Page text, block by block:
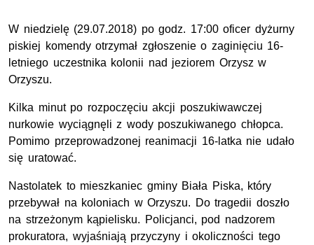
W niedzielę (29.07.2018) po godz. 17:00 oficer dyżurny
piskiej komendy otrzymał zgłoszenie o zaginięciu 16-
letniego uczestnika kolonii nad jeziorem Orzysz w
Orzyszu.
Kilka minut po rozpoczęciu akcji poszukiwawczej
nurkowie wyciągnęli z wody poszukiwanego chłopca.
Pomimo przeprowadzonej reanimacji 16-latka nie udało
się uratować.
Nastolatek to mieszkaniec gminy Biała Piska, który
przebywał na koloniach w Orzyszu. Do tragedii doszło
na strzeżonym kąpielisku. Policjanci, pod nadzorem
prokuratora, wyjaśniają przyczyny i okoliczności tego